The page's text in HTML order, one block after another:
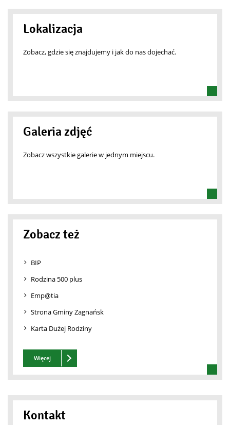
Lokalizacja
Zobacz, gdzie się znajdujemy i jak do nas dojechać.
Galeria zdjęć
Zobacz wszystkie galerie w jednym miejscu.
Zobacz też
BIP
Rodzina 500 plus
Emp@tia
Strona Gminy Zagnańsk
Karta Dużej Rodziny
WięcejZobacz też
Kontakt